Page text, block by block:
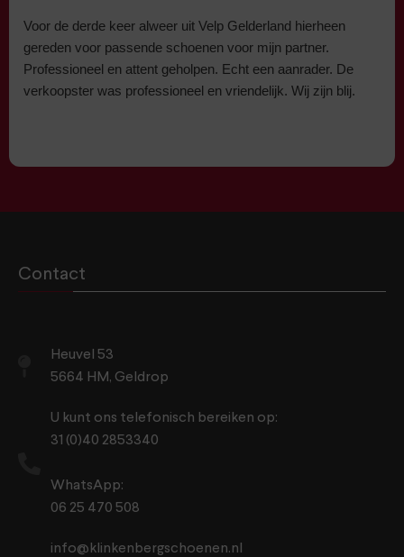
Voor de derde keer alweer uit Velp Gelderland hierheen
gereden voor passende schoenen voor mijn partner.
Professioneel en attent geholpen. Echt een aanrader. De
verkoopster was professioneel en vriendelijk. Wij zijn blij.
Contact
Heuvel 53
5664 HM, Geldrop
U kunt ons telefonisch bereiken op:
31 (0)40 2853340
WhatsApp:
06 25 470 508
info@klinkenbergschoenen.nl